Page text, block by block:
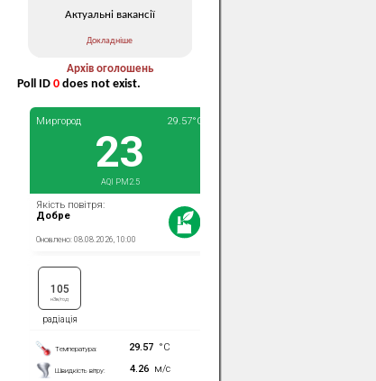
Актуальні вакансії
Докладніше
Архів оголошень
Poll ID 0 does not exist.